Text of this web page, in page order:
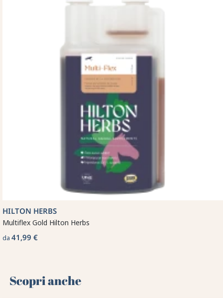
HILTON HERBS
Multiflex Gold Hilton Herbs
da 41,99 €
Scopri anche 🌻